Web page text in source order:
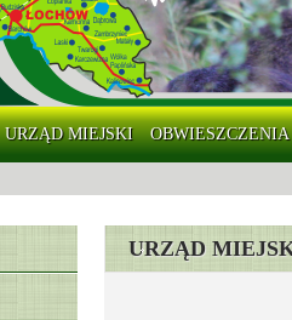
URZĄD MIEJSKI OBWIESZCZENIA
URZĄD